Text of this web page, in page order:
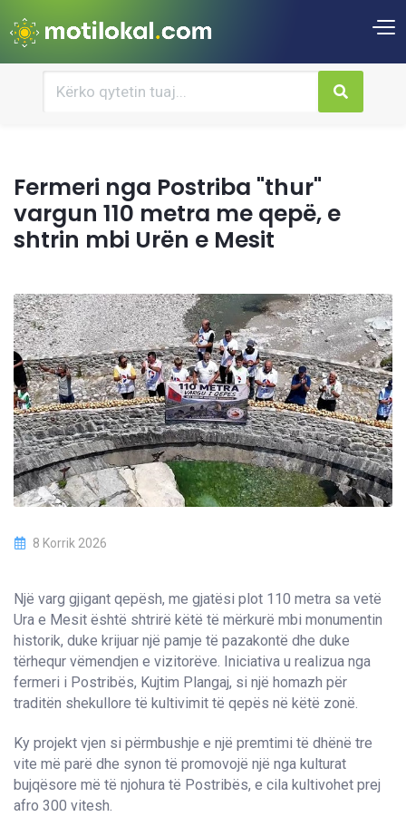
Fermeri nga Postriba "thur"
vargun 110 metra me qepë, e
shtrin mbi Urën e Mesit
8 Korrik 2026
Një varg gjigant qepësh, me gjatësi plot 110 metra sa vetë
Ura e Mesit është shtrirë këtë të mërkurë mbi monumentin
historik, duke krijuar një pamje të pazakontë dhe duke
tërhequr vëmendjen e vizitorëve. Iniciativa u realizua nga
fermeri i Postribës, Kujtim Plangaj, si një homazh për
traditën shekullore të kultivimit të qepës në këtë zonë.
Ky projekt vjen si përmbushje e një premtimi të dhënë tre
vite më parë dhe synon të promovojë një nga kulturat
bujqësore më të njohura të Postribës, e cila kultivohet prej
afro 300 vitesh.